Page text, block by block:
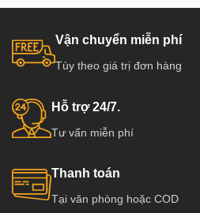
Vận chuyển miễn phí
Tùy theo giá trị đơn hàng
Hỗ trợ 24/7.
Tư vấn miễn phí
Thanh toán
Tại văn phòng hoặc COD